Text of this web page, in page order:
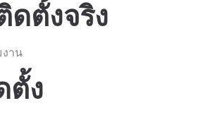
ดตั้งจริง
งาน
ตั้ง